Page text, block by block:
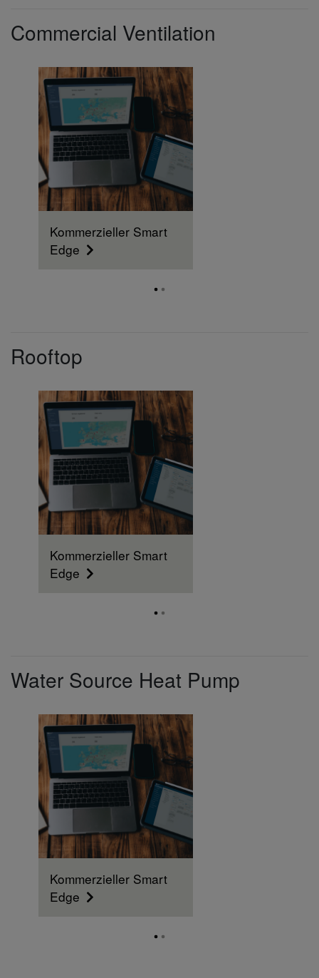
Commercial Ventilation
Kommerzieller Smart
Edge
Rooftop
Kommerzieller Smart
Edge
Water Source Heat Pump
Kommerzieller Smart
Edge